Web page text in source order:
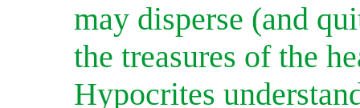
may disperse (and
the treasures of the
Hypocrites